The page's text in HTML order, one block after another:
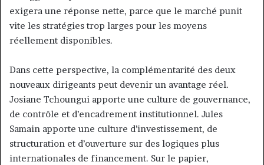
exigera une réponse nette, parce que le marché punit
vite les stratégies trop larges pour les moyens
réellement disponibles.
Dans cette perspective, la complémentarité des deux
nouveaux dirigeants peut devenir un avantage réel.
Josiane Tchoungui apporte une culture de gouvernance,
de contrôle et d’encadrement institutionnel. Jules
Samain apporte une culture d’investissement, de
structuration et d’ouverture sur des logiques plus
internationales de financement. Sur le papier,